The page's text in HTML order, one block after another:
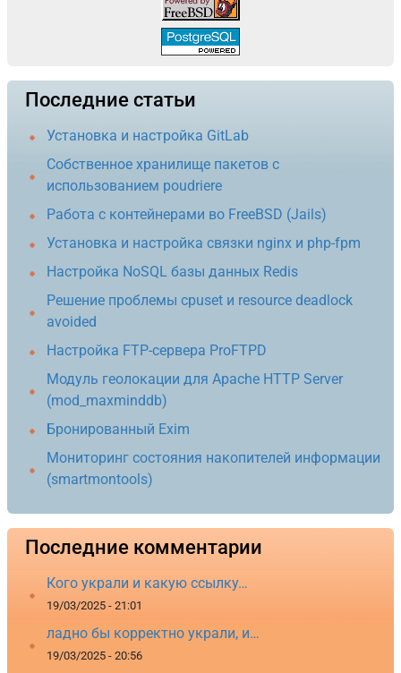
Последние статьи
Установка и настройка GitLab
Собственное хранилище пакетов с
использованием poudriere
Работа с контейнерами во FreeBSD (Jails)
Установка и настройка связки nginx и php-fpm
Настройка NoSQL базы данных Redis
Решение проблемы cpuset и resource deadlock
avoided
Настройка FTP-сервера ProFTPD
Модуль геолокации для Apache HTTP Server
(mod_maxminddb)
Бронированный Exim
Мониторинг состояния накопителей информации
(smartmontools)
Последние комментарии
Кого украли и какую ссылку…
19/03/2025 - 21:01
ладно бы корректно украли, и…
19/03/2025 - 20:56